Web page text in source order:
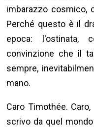
imbarazzo cosmico,
Perché questo è il
epoca: l'ostinata,
convinzione che il
sempre,
mano.
Caro Timothée.
scrivo da quel